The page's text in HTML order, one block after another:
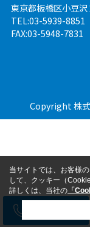
東京都板橋区小豆
TEL:03-5939-8851
FAX:03-5948-7831
Copyright 株
当サイトでは、お客様
して、クッキー（
詳しくは、当社の 「